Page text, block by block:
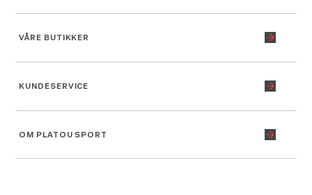
VÅRE BUTIKKER
KUNDESERVICE
OM PLATOU SPORT